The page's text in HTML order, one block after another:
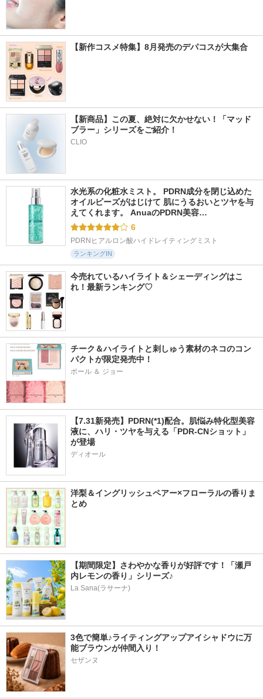
【新作コスメ特集】8月発売のデパコスが大集合
【新商品】この夏、絶対に欠かせない！「マッド
ブラー」シリーズをご紹介！
CLIO
水光系の化粧水ミスト。 PDRN成分を閉じ込めた
オイルビーズがはじけて 肌にうるおいとツヤを与
えてくれます。 AnuaのPDRN美容…
6
PDRNヒアルロン酸ハイドレイティングミスト
ランキングIN
今売れているハイライト＆シェーディングはこ
れ！最新ランキング♡
チーク＆ハイライトと刺しゅう素材のネコのコン
パクトが限定発売中！
ポール ＆ ジョー
【7.31新発売】PDRN(*1)配合。肌悩み特化型美容
液に、ハリ・ツヤを与える「PDR-CNショット」
が登場
ディオール
洋梨＆イングリッシュペアー×フローラルの香りま
とめ
【期間限定】さわやかな香りが好評です！「瀬戸
内レモンの香り」シリーズ♪
La Sana(ラサーナ)
3色で簡単♪ライティングアップアイシャドウに万
能ブラウンが仲間入り！
セザンヌ